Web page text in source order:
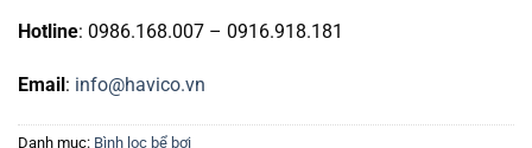
Hotline: 0986.168.007 – 0916.918.181
Email : info@havico.vn
Danh mục: Bình lọc bể bơi